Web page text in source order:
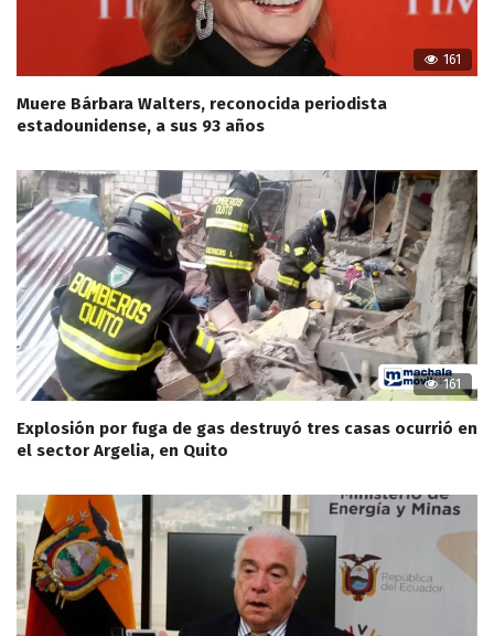
161
Muere Bárbara Walters, reconocida periodista
estadounidense, a sus 93 años
161
Explosión por fuga de gas destruyó tres casas ocurrió en
el sector Argelia, en Quito